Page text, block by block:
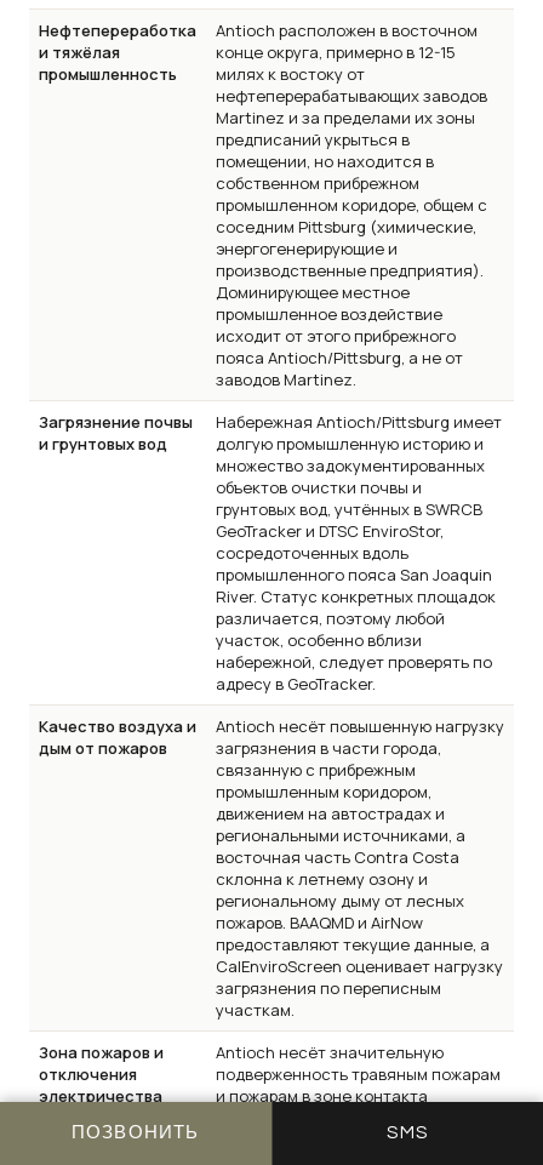
Нефтепереработка
и тяжёлая
промышленность
Antioch расположен в восточном
конце округа, примерно в 12-15
милях к востоку от
нефтеперерабатывающих заводов
Martinez и за пределами их зоны
предписаний укрыться в
помещении, но находится в
собственном прибрежном
промышленном коридоре, общем с
соседним Pittsburg (химические,
энергогенерирующие и
производственные предприятия).
Доминирующее местное
промышленное воздействие
исходит от этого прибрежного
пояса Antioch/Pittsburg, а не от
заводов Martinez.
Загрязнение почвы
и грунтовых вод
Набережная Antioch/Pittsburg имеет
долгую промышленную историю и
множество задокументированных
объектов очистки почвы и
грунтовых вод, учтённых в SWRCB
GeoTracker и DTSC EnviroStor,
сосредоточенных вдоль
промышленного пояса San Joaquin
River. Статус конкретных площадок
различается, поэтому любой
участок, особенно вблизи
набережной, следует проверять по
адресу в GeoTracker.
Качество воздуха и
дым от пожаров
Antioch несёт повышенную нагрузку
загрязнения в части города,
связанную с прибрежным
промышленным коридором,
движением на автострадах и
региональными источниками, а
восточная часть Contra Costa
склонна к летнему озону и
региональному дыму от лесных
пожаров. BAAQMD и AirNow
предоставляют текущие данные, а
CalEnviroScreen оценивает нагрузку
загрязнения по переписным
участкам.
Зона пожаров и
отключения
электричества
Antioch несёт значительную
подверженность травяным пожарам
и пожарам в зоне контакта
на южных и восточных городских
ПОЗВОНИТЬ SMS